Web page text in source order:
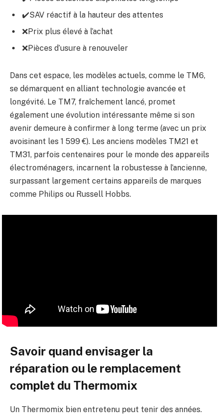
✔️SAV réactif à la hauteur des attentes
❌Prix plus élevé à l’achat
❌Pièces d’usure à renouveler
Dans cet espace, les modèles actuels, comme le TM6,
se démarquent en alliant technologie avancée et
longévité. Le TM7, fraîchement lancé, promet
également une évolution intéressante même si son
avenir demeure à confirmer à long terme (avec un prix
avoisinant les 1 599 €). Les anciens modèles TM21 et
TM31, parfois centenaires pour le monde des appareils
électroménagers, incarnent la robustesse à l’ancienne,
surpassant largement certains appareils de marques
comme Philips ou Russell Hobbs.
Savoir quand envisager la
réparation ou le remplacement
complet du Thermomix
Un Thermomix bien entretenu peut tenir des années.